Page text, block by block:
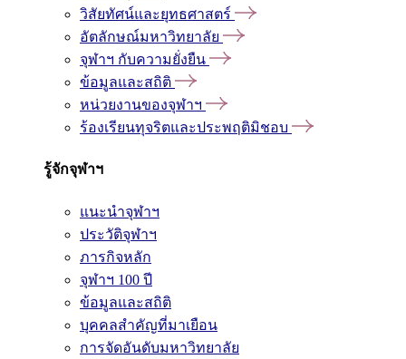
วิสัยทัศน์และยุทธศาสตร์
อัตลักษณ์มหาวิทยาลัย
จุฬาฯ กับความยั่งยืน
ข้อมูลและสถิติ
หน่วยงานของจุฬาฯ
ร้องเรียนทุจริตและประพฤติมิชอบ
รู้จักจุฬาฯ
แนะนำจุฬาฯ
ประวัติจุฬาฯ
ภารกิจหลัก
จุฬาฯ 100 ปี
ข้อมูลและสถิติ
บุคคลสำคัญที่มาเยือน
การจัดอันดับมหาวิทยาลัย